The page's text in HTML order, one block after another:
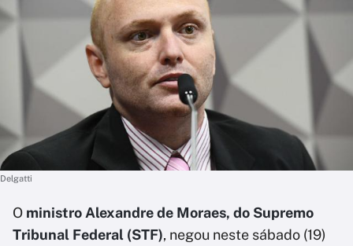
Delgatti
O ministro Alexandre de Moraes, do Supremo
Tribunal Federal (STF), negou neste sábado (19)